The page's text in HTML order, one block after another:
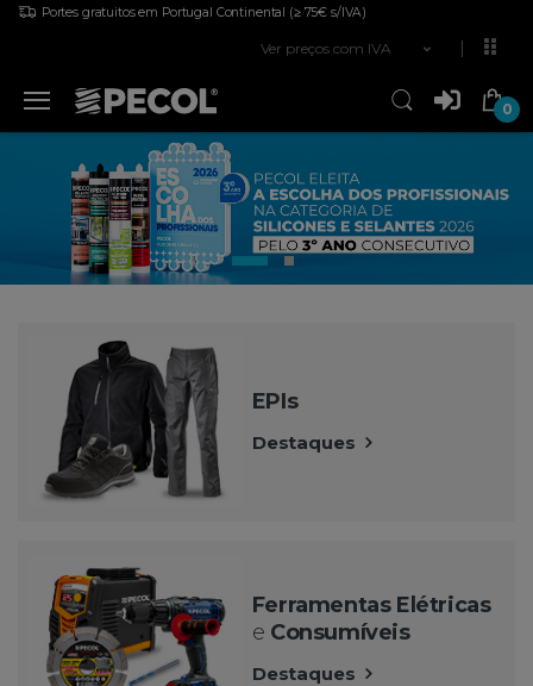
Portes gratuitos em Portugal Continental (≥ 75€ s/IVA)
Ver preços com IVA
0
EPIs
Destaques
Ferramentas Elétricas
e Consumíveis
Destaques